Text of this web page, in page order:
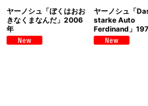
ヤーノシュ「ぼくはおお
きなくまなんだ」2006
年
ヤーノシュ「
starke Auto
Ferdinand」